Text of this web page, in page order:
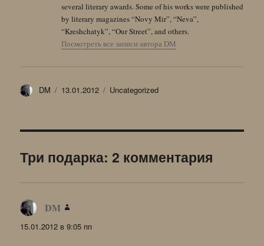
several literary awards. Some of his works were published
by literary magazines “Novy Mir”, “Neva”,
“Kreshchatyk”, “Our Street”, and others.
Посмотреть все записи автора DM
Автор
DM Опубликовано
13.01.2012 Рубрики
Uncategorized
Три подарка: 2 комментария
DM
15.01.2012 в 9:05 пп